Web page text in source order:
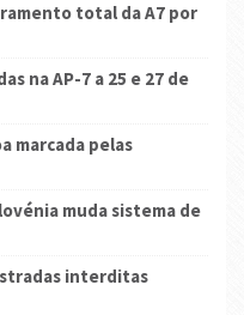
total da A7 por
na AP-7 a 25 e 27 de
marcada pelas
muda sistema de
interditas